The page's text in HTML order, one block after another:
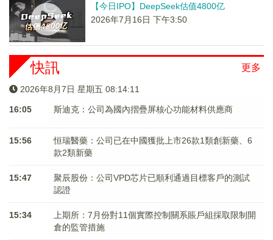
【今日IPO】DeepSeek估值4800亿
2026年7月16日 下午3:50
更多
快訊
2026年8月7日 星期五 08:14:12
16:05 斯迪克：公司為國內摺疊屏核心功能材料供應商
15:56
恒瑞醫藥：公司已在中國獲批上市26款1類創新藥、6
款2類新藥
15:47
聚辰股份：公司VPD芯片已順利通過目標客戶的測試
認證
15:34
上期所：7月份對11個實際控制關系賬戶組採取限制開
倉的監管措施